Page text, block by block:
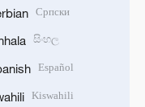
Српски
සිංහල
Español
Kiswahili